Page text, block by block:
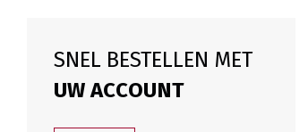
SNEL BESTELLEN MET
UW ACCOUNT